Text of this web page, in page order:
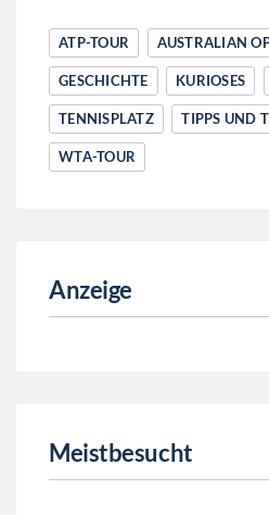
ATP-TOUR AUSTRALIAN
GESCHICHTE KURIOSES
TENNISPLATZ TIPPS UND
WTA-TOUR
Anzeige
Meistbesucht